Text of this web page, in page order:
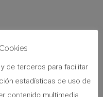
21h.
de terceros para facilitar
estadísticas de uso de
contenido multimedia